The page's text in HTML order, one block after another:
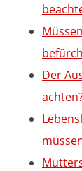
Der